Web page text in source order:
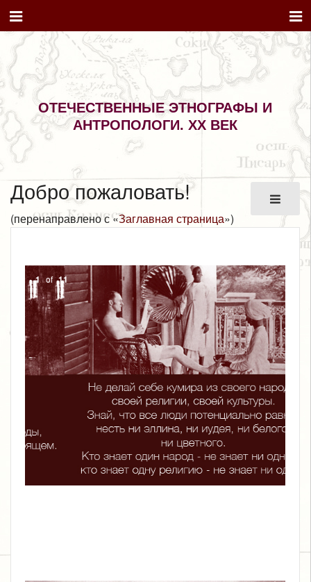
ОТЕЧЕСТВЕННЫЕ ЭТНОГРАФЫ И
АНТРОПОЛОГИ. XX ВЕК
Добро пожаловать!
(перенаправлено с «Заглавная страница»)
2 of 11